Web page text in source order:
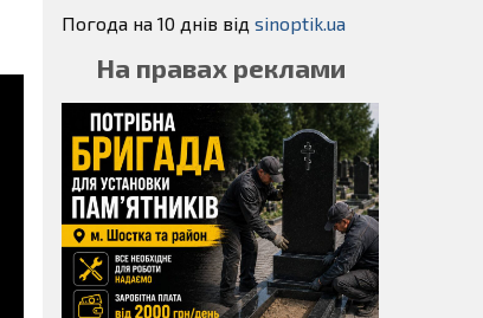
Погода на 10 днів від sinoptik.ua
На правах реклами